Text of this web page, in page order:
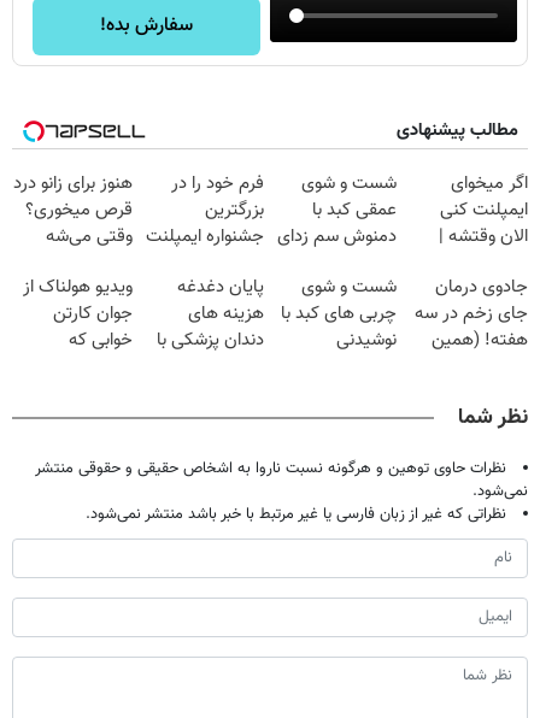
سفارش بده!
مطالب پیشنهادی
اگر میخوای
ایمپلنت کنی
الان وقتشه |
میلیون تومان!!!
شست و شوی
عمقی کبد با
دمنوش سم زدای
فرم خود را در
بزرگترین
جشنواره ایمپلنت
فقط ۲۵ میلیون
هنوز برای زانو درد
قرص میخوری؟
وقتی می‌شه
درمانش کرد؟؟؟؟
جادوی درمان
جای زخم در سه
هفته! (همین
شست و شوی
چربی های کبد با
نوشیدنی
پایان دغدغه
هزینه های
دندان پزشکی با
ویدیو هولناک از
جوان کارتن
خوابی که
نظر شما
نظرات حاوی توهین و هرگونه نسبت ناروا به اشخاص حقیقی و حقوقی منتشر
نمی‌شود.
نظراتی که غیر از زبان فارسی یا غیر مرتبط با خبر باشد منتشر نمی‌شود.